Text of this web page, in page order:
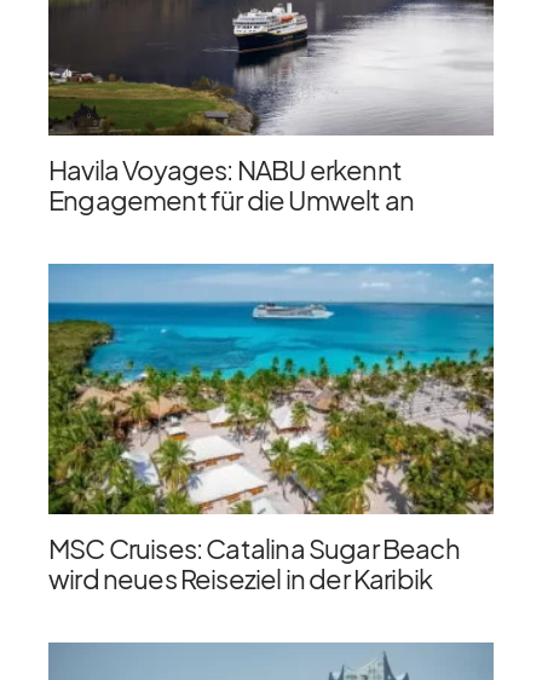
Havila Voyages: NABU erkennt
Engagement für die Umwelt an
MSC Cruises: Catalina Sugar Beach
wird neues Reiseziel in der Karibik